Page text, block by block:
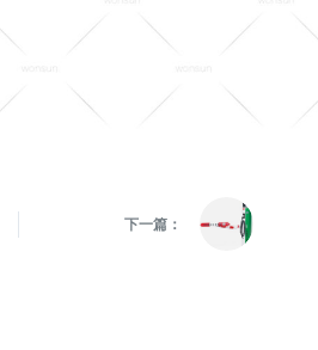
下一篇：